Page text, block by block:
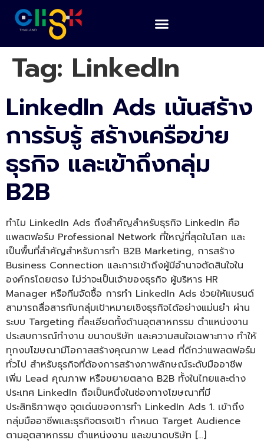
Tag: LinkedIn
LinkedIn Ads เน้นสร้าง
การรับรู้ สร้างเครือข่าย
ธุรกิจ และเข้าถึงกลุ่ม
B2B
ทำไม LinkedIn Ads ถึงสำคัญสำหรับธุรกิจ LinkedIn คือ
แพลตฟอร์ม Professional Network ที่ใหญ่ที่สุดในโลก และ
เป็นพื้นที่สำคัญสำหรับการทำ B2B Marketing, การสร้าง
Business Connection และการเข้าถึงผู้มีอำนาจตัดสินใจใน
องค์กรโดยตรง ไม่ว่าจะเป็นเจ้าของธุรกิจ ผู้บริหาร HR
Manager หรือทีมจัดซื้อ การทำ LinkedIn Ads ช่วยให้แบรนด์
สามารถสื่อสารกับกลุ่มเป้าหมายเชิงธุรกิจได้อย่างแม่นยำ ผ่าน
ระบบ Targeting ที่ละเอียดทั้งด้านอุตสาหกรรม ตำแหน่งงาน
ประสบการณ์ทำงาน ขนาดบริษัท และความสนใจเฉพาะทาง ทำให้
ทุกงบโฆษณามีโอกาสสร้างคุณภาพ Lead ที่ดีกว่าแพลตฟอร์ม
ทั่วไป สำหรับธุรกิจที่ต้องการสร้างภาพลักษณ์ระดับมืออาชีพ
เพิ่ม Lead คุณภาพ หรือขยายตลาด B2B ทั้งในไทยและต่าง
ประเทศ LinkedIn ถือเป็นหนึ่งในช่องทางโฆษณาที่มี
ประสิทธิภาพสูง จุดเด่นของการทำ LinkedIn Ads 1. เข้าถึง
กลุ่มมืออาชีพและธุรกิจตรงเป้า กำหนด Target Audience
ตามอุตสาหกรรม ตำแหน่งงาน และขนาดบริษัท […]